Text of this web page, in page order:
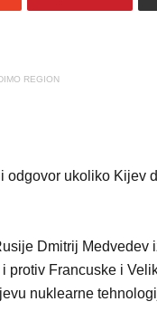
REGION
odgovor ukoliko Kijev
Dmitrij Medvedev
Francuske i
nuklearne